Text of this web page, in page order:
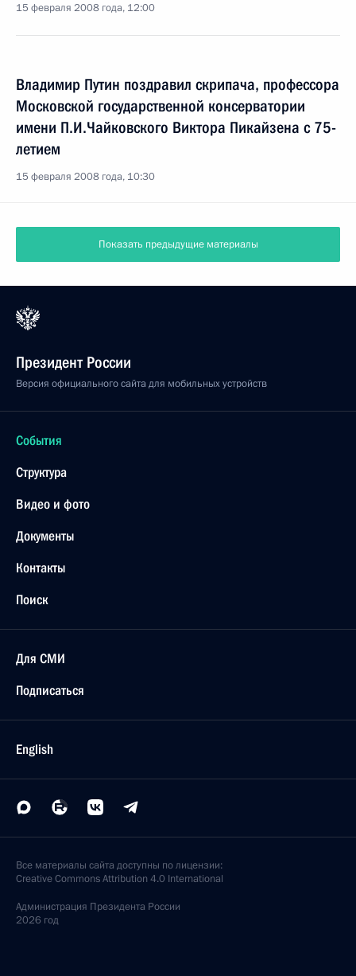
15 февраля 2008 года, 12:00
Владимир Путин поздравил скрипача, профессора
Московской государственной консерватории
имени П.И.Чайковского Виктора Пикайзена с 75-
летием
15 февраля 2008 года, 10:30
Показать предыдущие материалы
Президент России
Версия официального сайта для мобильных устройств
События
Структура
Видео и фото
Документы
Контакты
Поиск
Для СМИ
Подписаться
English
Все материалы сайта доступны по лицензии:
Creative Commons Attribution 4.0 International
Администрация Президента России
2026 год